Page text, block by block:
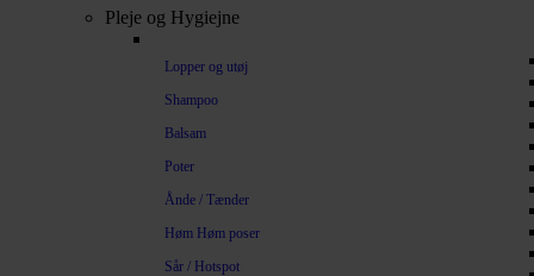
Pleje og Hygiejne
Lopper og utøj
Shampoo
Balsam
Poter
Ånde / Tænder
Høm Høm poser
Sår / Hotspot